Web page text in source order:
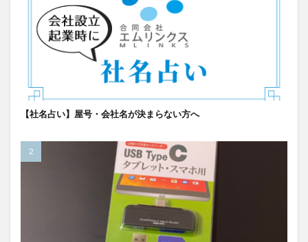
【社名占い】屋号・会社名が決まらない方へ